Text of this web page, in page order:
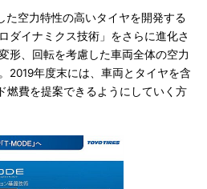
空力特性の高いタイヤを開発する
ダイナミクス技術」をさらに進化さ
形、回転を考慮した車両全体の空力
2019年度末には、車両とタイヤを含
燃費を提案できるようにしていく方